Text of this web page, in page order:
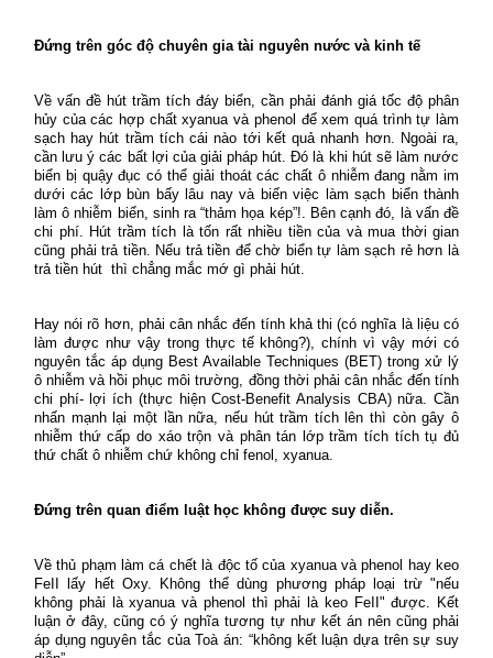
Đứng trên góc độ chuyên gia tài nguyên nước và kinh tế
Về vấn đề hút trầm tích đáy biển, cần phải đánh giá tốc độ phân
hủy của các hợp chất xyanua và phenol để xem quá trình tự làm
sạch hay hút trầm tích cái nào tới kết quả nhanh hơn. Ngoài ra,
cần lưu ý các bất lợi của giải pháp hút. Đó là khi hút sẽ làm nước
biển bị quậy đục có thể giải thoát các chất ô nhiễm đang nằm im
dưới các lớp bùn bấy lâu nay và biến việc làm sạch biển thành
làm ô nhiễm biển, sinh ra “thảm họa kép”!. Bên cạnh đó, là vấn đề
chi phí. Hút trầm tích là tốn rất nhiều tiền của và mua thời gian
cũng phải trả tiền. Nếu trả tiền để chờ biển tự làm sạch rẻ hơn là
trả tiền hút thì chẳng mắc mớ gì phải hút.
Hay nói rõ hơn, phải cân nhắc đến tính khả thi (có nghĩa là liệu có
làm được như vậy trong thực tế không?), chính vì vậy mới có
nguyên tắc áp dụng Best Available Techniques (BET) trong xử lý
ô nhiễm và hồi phục môi trường, đồng thời phải cân nhắc đến tính
chi phí- lợi ích (thực hiện Cost-Benefit Analysis CBA) nữa. Cần
nhấn mạnh lại một lần nữa, nếu hút trầm tích lên thì còn gây ô
nhiễm thứ cấp do xáo trộn và phân tán lớp trầm tích tích tụ đủ
thứ chất ô nhiễm chứ không chỉ fenol, xyanua.
Đứng trên quan điểm luật học không được suy diễn.
Về thủ phạm làm cá chết là độc tố của xyanua và phenol hay keo
FeII lấy hết Oxy. Không thể dùng phương pháp loại trừ "nếu
không phải là xyanua và phenol thì phải là keo FeII" được. Kết
luận ở đây, cũng có ý nghĩa tương tự như kết án nên cũng phải
áp dụng nguyên tắc của Toà án: “không kết luận dựa trên sự suy